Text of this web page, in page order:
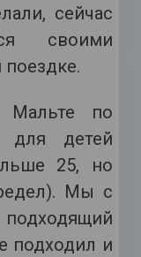
сейчас
своими
поездке.
Мальте по
для детей
25, но
Мы с
подходил и